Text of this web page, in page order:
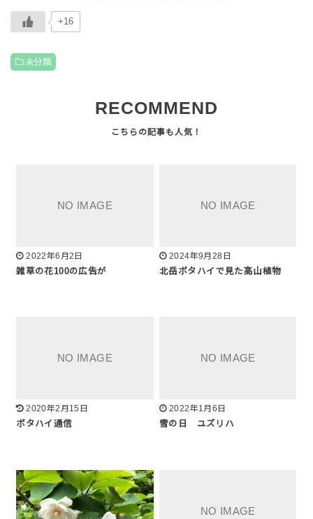
+16
未分類
RECOMMEND
2022年6月2日
雑草の花100の広告が
2024年9月28日
北岳ボタハイで見た高山植物
2020年2月15日
ボタハイ通信
2022年1月6日
雪の日 ユズリハ